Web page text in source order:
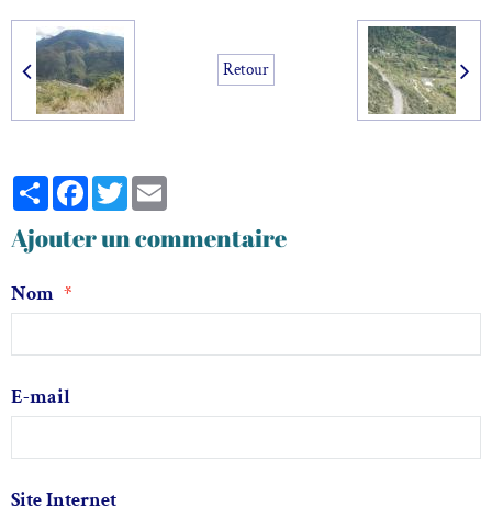
Retour
PartagerFacebook
Twitter
Ajouter un commentaire
Nom
E-mail
Site Internet